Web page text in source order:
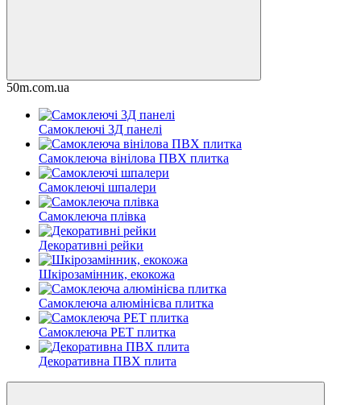
50m.com.ua
Самоклеючі 3Д панелі
Самоклеюча вінілова ПВХ плитка
Самоклеючі шпалери
Самоклеюча плівка
Декоративні рейки
Шкірозамінник, екокожа
Самоклеюча алюмінієва плитка
Самоклеюча PET плитка
Декоративна ПВХ плита